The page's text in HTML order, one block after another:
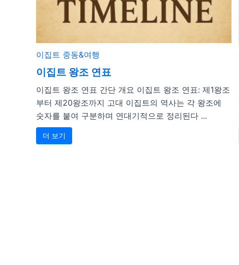
이집트 중동&여행
이집트 왕조 연표
이집트 왕조 연표 간단 개요 이집트 왕조 연표: 제1왕조
부터 제20왕조까지 고대 이집트의 역사는 각 왕조에
숫자를 붙여 구분하며 연대기적으로 정리된다 ...
더 보기